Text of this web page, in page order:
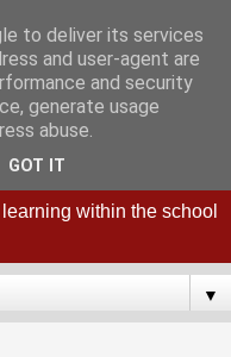
- Viana
within the school
▼
to deliver its services
and user-agent are
and security
generate usage
abuse.
GOT IT